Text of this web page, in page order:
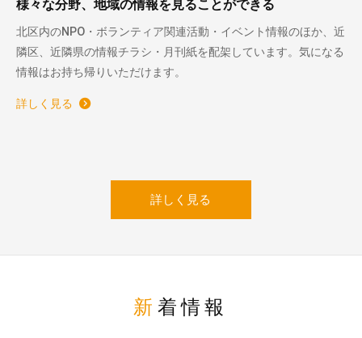
様々な分野、地域の情報を見ることができる
北区内のNPO・ボランティア関連活動・イベント情報のほか、近
隣区、近隣県の情報チラシ・月刊紙を配架しています。気になる
情報はお持ち帰りいただけます。
詳しく見る
詳しく見る
新着情報